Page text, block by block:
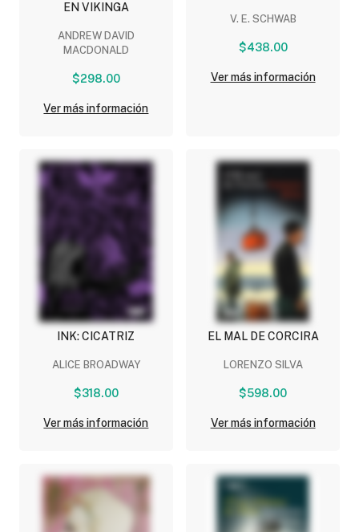
EN VIKINGA
ANDREW DAVID
MACDONALD
$298.00
Ver más información
V. E. SCHWAB
$438.00
Ver más información
INK: CICATRIZ
ALICE BROADWAY
$318.00
Ver más información
EL MAL DE CORCIRA
LORENZO SILVA
$598.00
Ver más información